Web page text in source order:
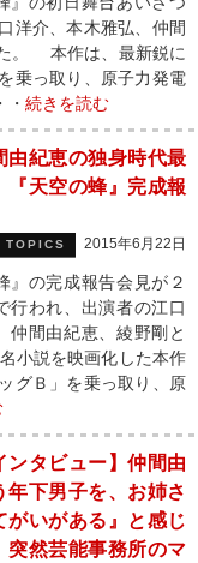
洋介、本木雅弘、仲間
。 本作は、最新鋭に
乗っ取り、原子力発電
続きを読む
由紀恵の独身時代最
天空の蜂』完成報
TOPICS 2015年6月22日
の完成報告会見が２
行われ、出演者の江口
仲間由紀恵、綾野剛と
小説を映画化した本作
グＢ」を乗っ取り、原
ンタビュー】仲間由
年下男子を、お姉さ
がいがある』と感じ
然芸能事務所のマ